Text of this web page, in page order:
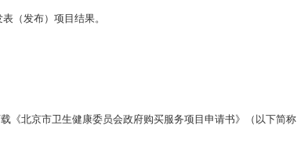
（发布）项目结果。
《北京市卫生健康委员会政府购买服务项目申请书》（以下简称